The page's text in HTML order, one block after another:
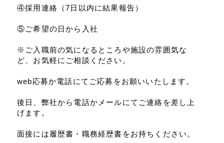
④採用連絡（7日以内に結果報告）
⑤ご希望の日から入社
※ご入職前の気になるところや施設の雰囲気な
ど、お気軽にご相談ください。
web応募か電話にてご応募をお願いいたします。
後日、弊社から電話かメールにてご連絡を差し上
げます。
面接には履歴書・職務経歴書をお持ちください。